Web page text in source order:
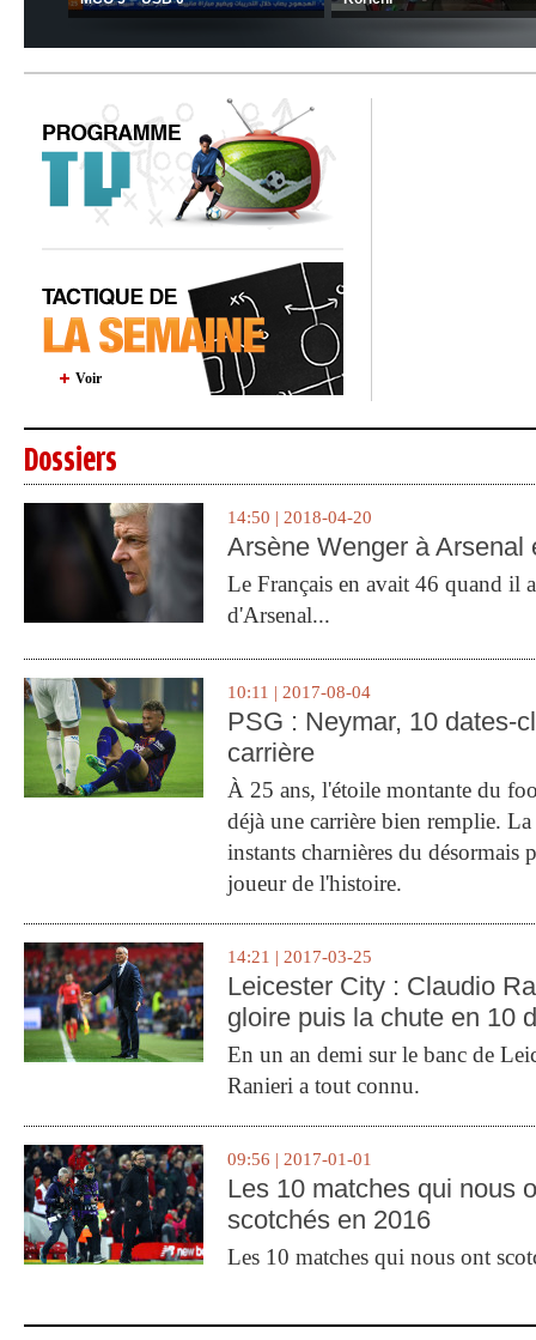
Voir
Dossiers
14:50 | 2018-04-20
Arsène Wenger à Arsenal
Le Français en avait 46 quand il
d'Arsenal...
10:11 | 2017-08-04
PSG : Neymar, 10 dates-
carrière
À 25 ans, l'étoile montante du
déjà une carrière bien remplie.
instants charnières du désormais
joueur de l'histoire.
14:21 | 2017-03-25
Leicester City : Claudio
gloire puis la chute en 10
En un an demi sur le banc de
Ranieri a tout connu.
09:56 | 2017-01-01
Les 10 matches qui nous
scotchés en 2016
Les 10 matches qui nous ont